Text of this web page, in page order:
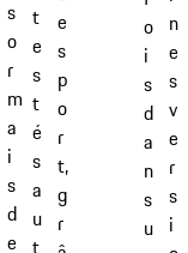
s
o
r
m
a
i
s
d
e
t
e
s
t
é
s
a
u
e
s
p
o
r
t,
g
r
o
i
s
d
a
n
s
u
n
e
s
v
e
r
s
i